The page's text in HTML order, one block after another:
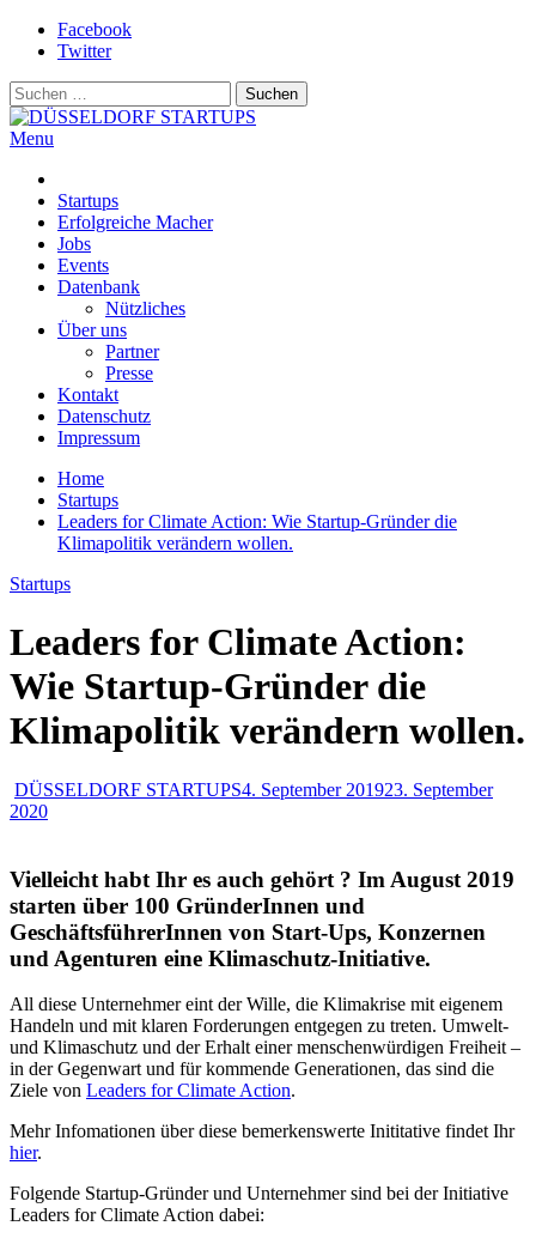
Skip
Facebook
Twitter
Suchen
nach:
ganzen Rheinland
Menu
Startups
Erfolgreiche Macher
Jobs
Events
Datenbank
Nützliches
Über uns
Partner
Presse
Kontakt
Datenschutz
Impressum
Home
Startups
Leaders for Climate Action: Wie Startup-Gründer die
Klimapolitik verändern wollen.
Startups
Leaders for Climate Action:
Wie Startup-Gründer die
Klimapolitik verändern wollen.
DÜSSELDORF STARTUPS4. September 201923. September
2020
Vielleicht habt Ihr es auch gehört ? Im August 2019
starten über 100 GründerInnen und
GeschäftsführerInnen von Start-Ups, Konzernen
und Agenturen eine Klimaschutz-Initiative.
All diese Unternehmer eint der Wille, die Klimakrise mit eigenem
Handeln und mit klaren Forderungen entgegen zu treten. Umwelt-
und Klimaschutz und der Erhalt einer menschenwürdigen Freiheit –
in der Gegenwart und für kommende Generationen, das sind die
Ziele von Leaders for Climate Action.
Mehr Infomationen über diese bemerkenswerte Inititative findet Ihr
hier.
Folgende Startup-Gründer und Unternehmer sind bei der Initiative
Leaders for Climate Action dabei: